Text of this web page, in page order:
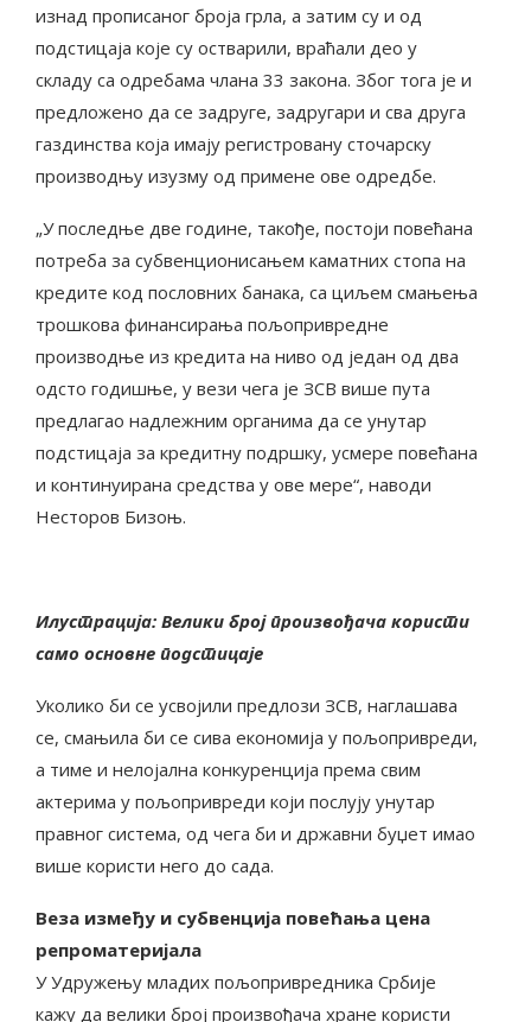
изнад прописаног броја грла, а затим су и од
подстицаја које су остварили, враћали део у
складу са одребама члана 33 закона. Због тога је и
предложено да се задруге, задругари и сва друга
газдинства која имају регистровану сточарску
производњу изузму од примене ове одредбе.
„У последње две године, такође, постоји повећана
потреба за субвенционисањем каматних стопа на
кредите код пословних банака, са циљем смањења
трошкова финансирања пољопривредне
производње из кредита на ниво од један од два
одсто годишње, у вези чега је ЗСВ више пута
предлагао надлежним органима да се унутар
подстицаја за кредитну подршку, усмере повећана
и континуирана средства у ове мере“, наводи
Несторов Бизоњ.
Илустрација: Велики број произвођача користи
само основне подстицаје
Уколико би се усвојили предлози ЗСВ, наглашава
се, смањила би се сива економија у пољопривреди,
а тиме и нелојална конкуренција према свим
актерима у пољопривреди који послују унутар
правног система, од чега би и државни буџет имао
више користи него до сада.
Веза између и субвенција повећања цена
репроматеријала
У Удружењу младих пољопривредника Србије
кажу да велики број произвођача хране користи